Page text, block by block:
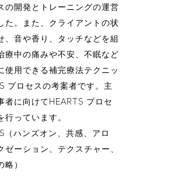
の開発とトレーニングの運営
た。また、クライアントの状
、音や香り、タッチなどを組
療中の痛みや不安、不眠など
使用できる補完療法テクニッ
プロセスの考案者です。主
者に向けてHEARTS プロセ
行っています。
（ハンズオン、共感、アロ
ゼーション、テクスチャー、
略）